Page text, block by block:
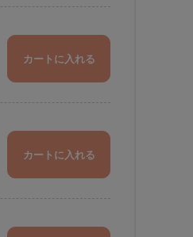
カートに入れる
カートに入れる